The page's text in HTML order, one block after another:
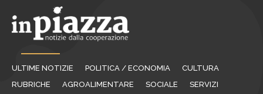
ULTIME NOTIZIE POLITICA / ECONOMIA
CULTURA
RUBRICHE
AGROALIMENTARE SOCIALE
SERVIZI